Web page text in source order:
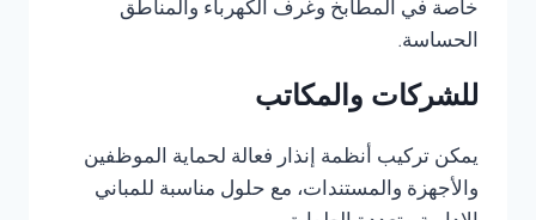
خاصة في المطابخ وغرف الكهرباء والمناطق
الحساسة.
للشركات والمكاتب
يمكن تركيب أنظمة إنذار فعالة لحماية الموظفين
والأجهزة والمستندات، مع حلول مناسبة للمباني